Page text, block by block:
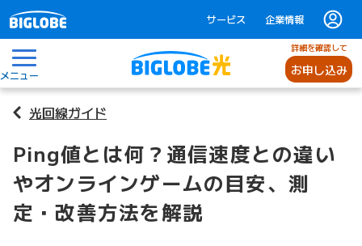
サービス 企業情報
メニュー
詳細を確認して
お申し込み
光回線ガイド
Ping値とは何？通信速度との違い
やオンラインゲームの目安、測
定・改善方法を解説